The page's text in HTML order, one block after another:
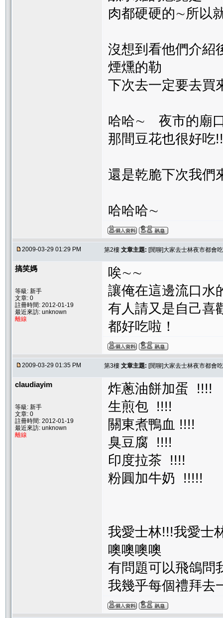
肉都硬硬的∼所以
沒想到看他們介
煙燻的勒
下次去一定要去買
哈哈∼ 夜市的廟
那間豆花也很好
還是乾脆下次我們
哈哈哈∼
2009-03-29 01:29 PM 第2樓 文章主題: [閒聊]大家去士林夜市都會
搞笑媽
等級: 新手
文章: 0
註冊時間: 2012-01-19
最近來訪: unknown
離線
唉∼∼
讓俺在這邊流口
有人請又是自己
都好吃啦！
2009-03-29 01:35 PM 第3樓 文章主題: [閒聊]大家去士林夜市都會
claudiayim
等級: 新手
文章: 0
註冊時間: 2012-01-19
最近來訪: unknown
離線
炸蔥油餅加蛋 !!!!
生煎包 !!!!
關東煮鴨血 !!!!
臭豆腐 !!!!
印度拉茶 !!!!
粉圓加牛奶 !!!!!
我愛士林!!!我愛士
噢噢噢噢
有問題可以飛鴿問
我幾乎每個禮拜去